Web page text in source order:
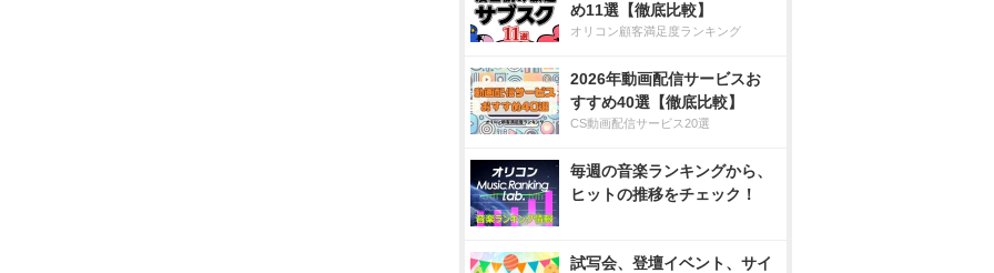
め11選【徹底比較】
オリコン顧客満足度ランキング
2026年動画配信サービスお
すすめ40選【徹底比較】
CS動画配信サービス20選
毎週の音楽ランキングから、
ヒットの推移をチェック！
試写会、登壇イベント、サイ